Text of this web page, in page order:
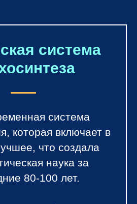
система
система
которая включает в
что создала
наука за
80-100 лет.